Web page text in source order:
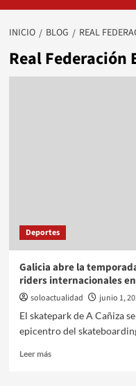
INICIO BLOG REAL
Real Federación
Deportes
Galicia abre la
riders internacionales en
soloactualidad junio 1,
El skatepark de A Cañiza
epicentro del
Leer más